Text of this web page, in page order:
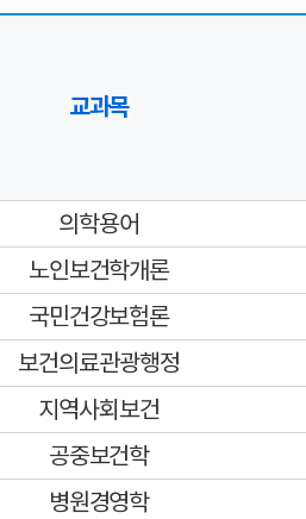
교과목
의학용어
노인보건학개론
국민건강보험론
보건의료관광행정
지역사회보건
공중보건학
병원경영학